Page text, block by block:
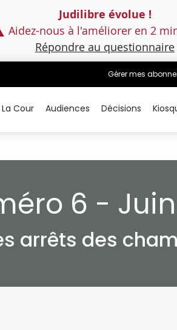
Judilibre évolue !
Aidez-nous à l'améliorer en 2
Répondre au questionnaire
Gérer mes
La Cour Audiences Décisions
6 - Juin
arrêts des